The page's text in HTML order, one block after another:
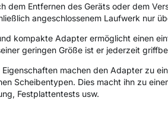
dem Entfernen des Geräts oder dem
angeschlossenem Laufwerk nur
kompakte Adapter ermöglicht einen
geringen Größe ist er jederzeit
Eigenschaften machen den Adapter zu
Scheibentypen. Dies macht ihn zu
Festplattentests usw.